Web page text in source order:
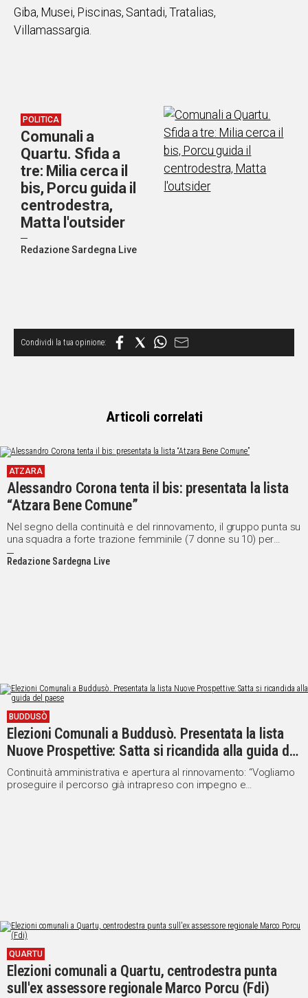
Giba, Musei, Piscinas, Santadi, Tratalias,
Villamassargia.
POLITICA
Comunali a
Quartu. Sfida a
tre: Milia cerca il
bis, Porcu guida il
centrodestra,
Matta l'outsider
Redazione Sardegna Live
Articoli correlati
ATZARA
Alessandro Corona tenta il bis: presentata la lista
“Atzara Bene Comune”
Nel segno della continuità e del rinnovamento, il gruppo punta su
una squadra a forte trazione femminile (7 donne su 10) per
contrastare lo spopolamento e consolidare i servizi
Redazione Sardegna Live
BUDDUSÒ
Elezioni Comunali a Buddusò. Presentata la lista
Nuove Prospettive: Satta si ricandida alla guida del
paese
Continuità amministrativa e apertura al rinnovamento: “Vogliamo
proseguire il percorso già intrapreso con impegno e
QUARTU
Elezioni comunali a Quartu, centrodestra punta
sull'ex assessore regionale Marco Porcu (Fdi)